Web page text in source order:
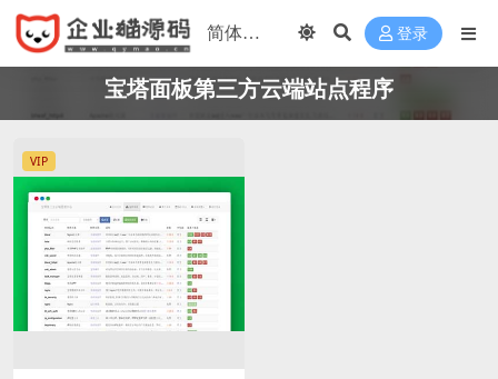
登录
宝塔面板第三方云端站点程序
VIP